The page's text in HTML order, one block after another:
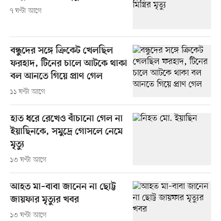
৭ ঘণ্টা আগে
বন্ধুদের সঙ্গে ক্রিকেট খেলছিল
ফরহাদ, টিনের চালে আটকে থাকা
বল আনতে গিয়ে প্রাণ গেল
১১ ঘণ্টা আগে
হাত ধরে রেখেও বাঁচানো গেল না
ইয়াছিনকে, সমুদ্রে গোসলে নেমে
মৃত্যু
১৩ ঘণ্টা আগে
আহত মা–বাবা জানেন না ছোট্ট
জায়ফার মৃত্যুর খবর
১৩ ঘণ্টা আগে